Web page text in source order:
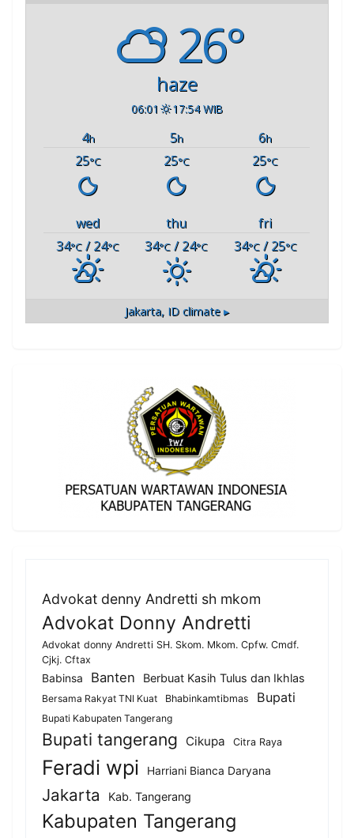
26°
haze
06:01 17:54 WIB
4h 5h 6h
25°C 25°C 25°C
wed thu
fri
34°C / 24°C 34°C / 24°C 34°C/ 25°C
Jakarta, ID climate ▸
Advokat denny Andretti sh mkom
Advokat Donny Andretti
Advokat donny Andretti SH. Skom. Mkom. Cpfw. Cmdf.
Cjkj. Cftax
Babinsa Banten Berbuat Kasih Tulus dan Ikhlas
Bersama Rakyat TNI Kuat Bhabinkamtibmas Bupati
Bupati Kabupaten Tangerang
Bupati tangerang Cikupa Citra Raya
Feradi wpi Harriani Bianca Daryana
Jakarta Kab. Tangerang
Kabupaten Tangerang